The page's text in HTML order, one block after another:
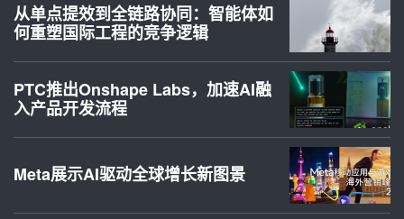
从单点提效到全链路协同：智能体如
何重塑国际工程的竞争逻辑
PTC推出Onshape Labs，加速AI融
入产品开发流程
Meta展示AI驱动全球增长新图景